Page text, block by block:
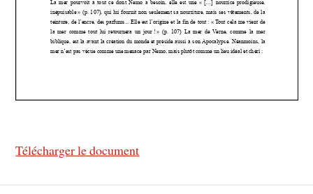
Télécharger le document